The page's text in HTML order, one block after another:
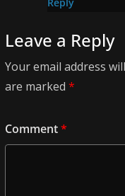
Leave a Reply
Your email address
are marked *
Comment*